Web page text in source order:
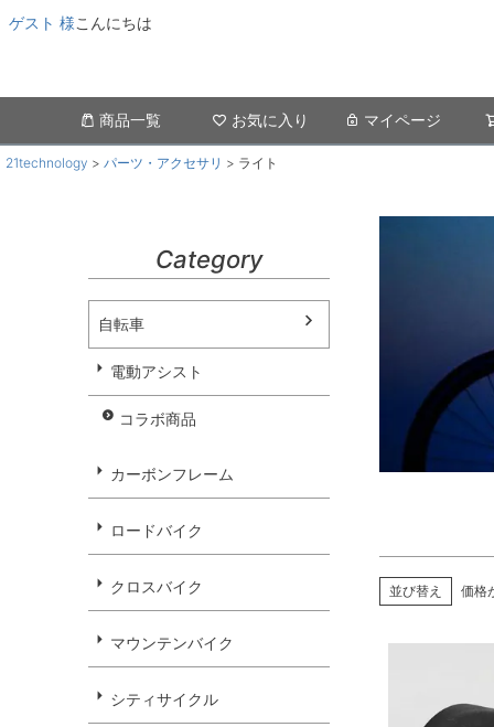
ゲスト 様こんにちは
商品一覧 お気に入り マイページ
21technology パーツ・アクセサリ ライト
Category
自転車
電動アシスト
コラボ商品
カーボンフレーム
ロードバイク
クロスバイク
マウンテンバイク
シティサイクル
指定
22イ
新着順
優先
並び替え 価格